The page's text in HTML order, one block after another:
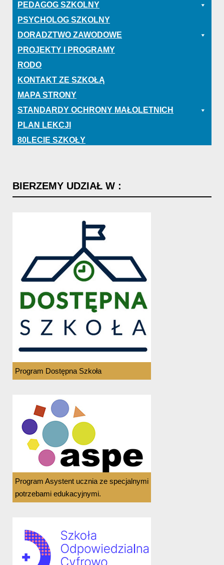
PEDAGOG SZKOLNY
PSYCHOLOG SZKOLNY
DORADZTWO ZAWODOWE
PROJEKTY I PROGRAMY
RODO
KONTAKT ZE SZKOŁĄ
MAPA STRONY
STANDARDY OCHRONY MAŁOLETNICH
PLAN LEKCJI
80LECIE SZKOŁY
BIERZEMY UDZIAŁ W :
Program Dostępna Szkoła
Program Asystent ucznia ze specjalnymi
potrzebami edukacyjnymi.